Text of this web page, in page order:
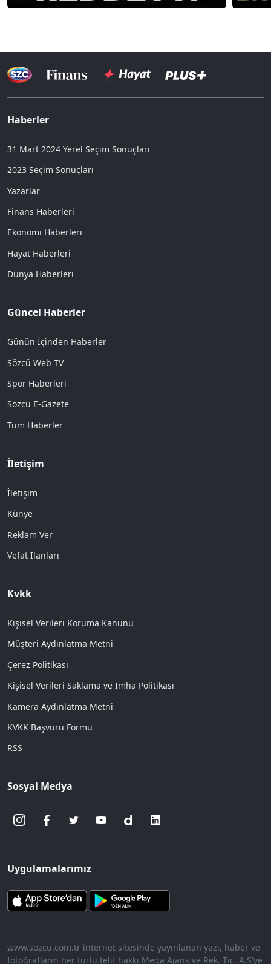
Haberler
31 Mart 2024 Yerel Seçim Sonuçları
2023 Seçim Sonuçları
Yazarlar
Finans Haberleri
Ekonomi Haberleri
Hayat Haberleri
Dünya Haberleri
Güncel Haberler
Günün İçinden Haberler
Sözcü Web TV
Spor Haberleri
Sözcü E-Gazete
Tüm Haberler
İletişim
İletişim
Künye
Reklam Ver
Vefat İlanları
Kvkk
Kişisel Verileri Koruma Kanunu
Müşteri Aydınlatma Metni
Çerez Politikası
Kişisel Verileri Saklama ve İmha Politikası
Kamera Aydınlatma Metni
KVKK Başvuru Formu
RSS
Sosyal Medya
Uygulamalarımız
www.sozcu.com.tr internet sitesinde yayınlanan yazı, haber ve
fotoğrafların her türlü telif hakkı Mega Ajans ve Rek. Tic. A.Ş'ye